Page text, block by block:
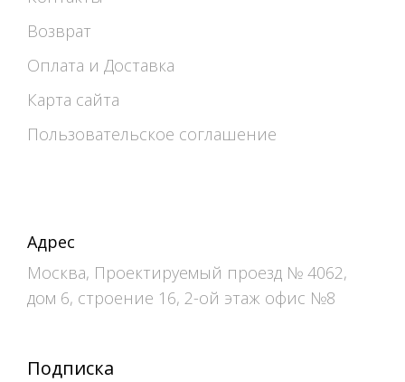
Возврат
Оплата и Доставка
Карта сайта
Пользовательское соглашение
Адрес
Москва, Проектируемый проезд № 4062,
дом 6, строение 16, 2-ой этаж офис №8
Подписка